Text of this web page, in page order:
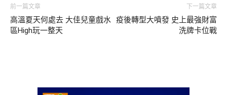
前一篇文章
高溫夏天何處去 大佳兒童戲水
區High玩一整天
下一篇文章
疫後轉型大噴發 史上最強財富
洗牌卡位戰